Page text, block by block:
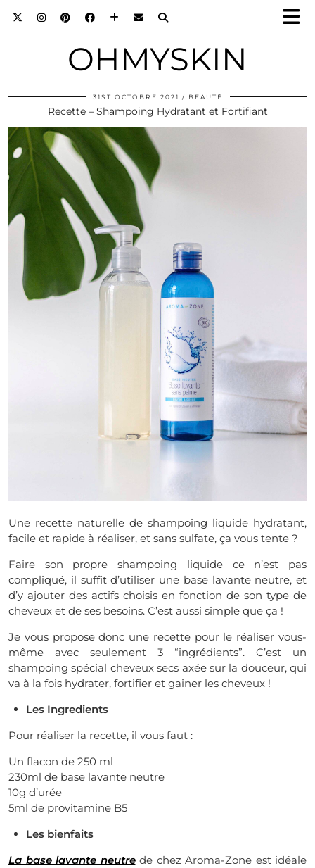
OHMYSKIN
31ST OCTOBRE 2021 BEAUTÉ
Recette – Shampoing Hydratant et Fortifiant
Une recette naturelle de shampoing liquide hydratant,
facile et rapide à réaliser, et sans sulfate, ça vous tente ?
Faire son propre shampoing liquide ce n’est pas
compliqué, il suffit d’utiliser une base lavante neutre, et
d’y ajouter des actifs choisis en fonction de son type de
cheveux et de ses besoins. C’est aussi simple que ça !
Je vous propose donc une recette pour le réaliser vous-
même avec seulement 3 “ingrédients”. C’est un
shampoing spécial cheveux secs axée sur la douceur, qui
va à la fois hydrater, fortifier et gainer les cheveux !
Les Ingredients
Pour réaliser la recette, il vous faut :
Un flacon de 250 ml
230ml de base lavante neutre
10g d’urée
5ml de provitamine B5
Les bienfaits
La base lavante neutrede chez Aroma-Zone est idéale